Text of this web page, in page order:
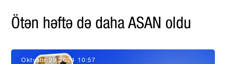
Ötən həftə də daha ASAN oldu
Oktyabr 29,2024 10:57